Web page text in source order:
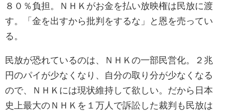
８０％負担。ＮＨＫがお金を払い放映権は民放に渡
す。「金を出すから批判をするな」と恩を売ってい
る。
民放が恐れているのは、ＮＨＫの一部民営化。２兆
円のパイが少なくなり、自分の取り分が少なくなる
ので、ＮＨＫには現状維持して欲しい。だから日本
史上最大のＮＨＫを１万人で訴訟した裁判も民放は